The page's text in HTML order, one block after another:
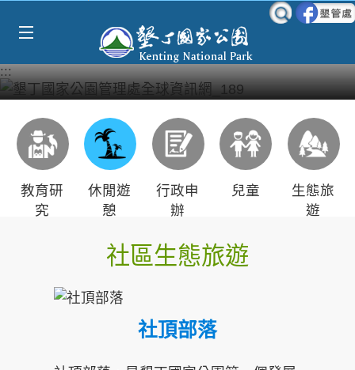
:::
教育研
究
休閒遊
憩
行政申
辦
兒童
生態旅
遊
社區生態旅遊
社頂部落